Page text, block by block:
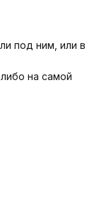
под ним, или в
на самой